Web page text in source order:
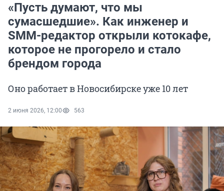
«Пусть думают, что мы
сумасшедшие». Как инженер и
SMM-редактор открыли котокафе,
которое не прогорело и стало
брендом города
Оно работает в Новосибирске уже 10 лет
2 июня 2026, 12:00 563